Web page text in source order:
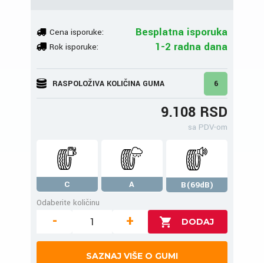
Cena isporuke: Besplatna isporuka
Rok isporuke: 1-2 radna dana
RASPOLOŽIVA KOLIČINA GUMA 6
9.108 RSD
sa PDV-om
C A
B(69dB)
Odaberite količinu
- +
SAZNAJ VIŠE O GUMI